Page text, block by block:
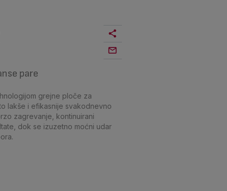
pare
grejne ploče za
lakše i efikasnije svakodnevno
zagrevanje, kontinuirani
dok se izuzetno moćni udar